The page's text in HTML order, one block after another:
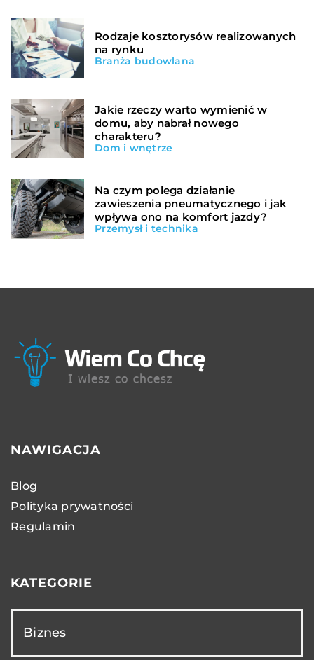
Rodzaje kosztorysów realizowanych
na rynku
Branża budowlana
Jakie rzeczy warto wymienić w
domu, aby nabrał nowego
charakteru?
Dom i wnętrze
Na czym polega działanie
zawieszenia pneumatycznego i jak
wpływa ono na komfort jazdy?
Przemysł i technika
NAWIGACJA
Blog
Polityka prywatności
Regulamin
KATEGORIE
Biznes